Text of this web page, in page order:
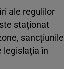
ale regulilor
staționat
sancțiunile
legislația în